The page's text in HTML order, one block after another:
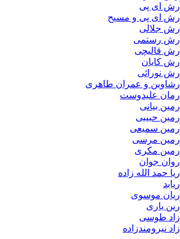
آرش ای پی
آرش ای پی و مسیح
آرش جلالی
آرش رستمی
آرش قالیچی
آرش کایان
آرش نورائی
آرشاوین و عمران طاهری
آرمان علیدوست
آرمین بیانی
آرمین حبیبی
آرمین سمیعی
آرمین مرسی
آرمین مکری
آروان جوان
آریا حمد الله زاده
آریابد
آریان موسوی
آرین یاری
آزاد طوسی
آزاد نیرومندزاده